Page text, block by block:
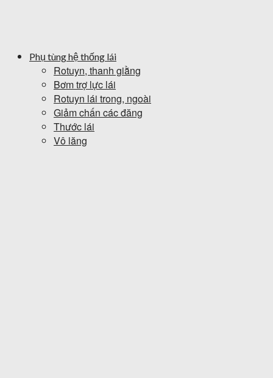
Phụ tùng hệ thống lái
Rotuyn, thanh giằng
Bơm trợ lực lái
Rotuyn lái trong, ngoài
Giảm chấn các đăng
Thước lái
Vô lăng